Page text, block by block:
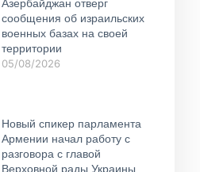
Азербайджан отверг
сообщения об израильских
военных базах на своей
территории
05/08/2026
Новый спикер парламента
Армении начал работу с
разговора с главой
Верховной рады Украины